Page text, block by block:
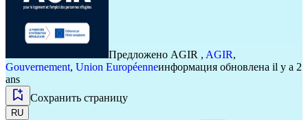
Предложено AGIR , AGIR,
Gouvernement, Union Européenneинформация обновлена il y a 2
ans
Сохранить страницу
RU